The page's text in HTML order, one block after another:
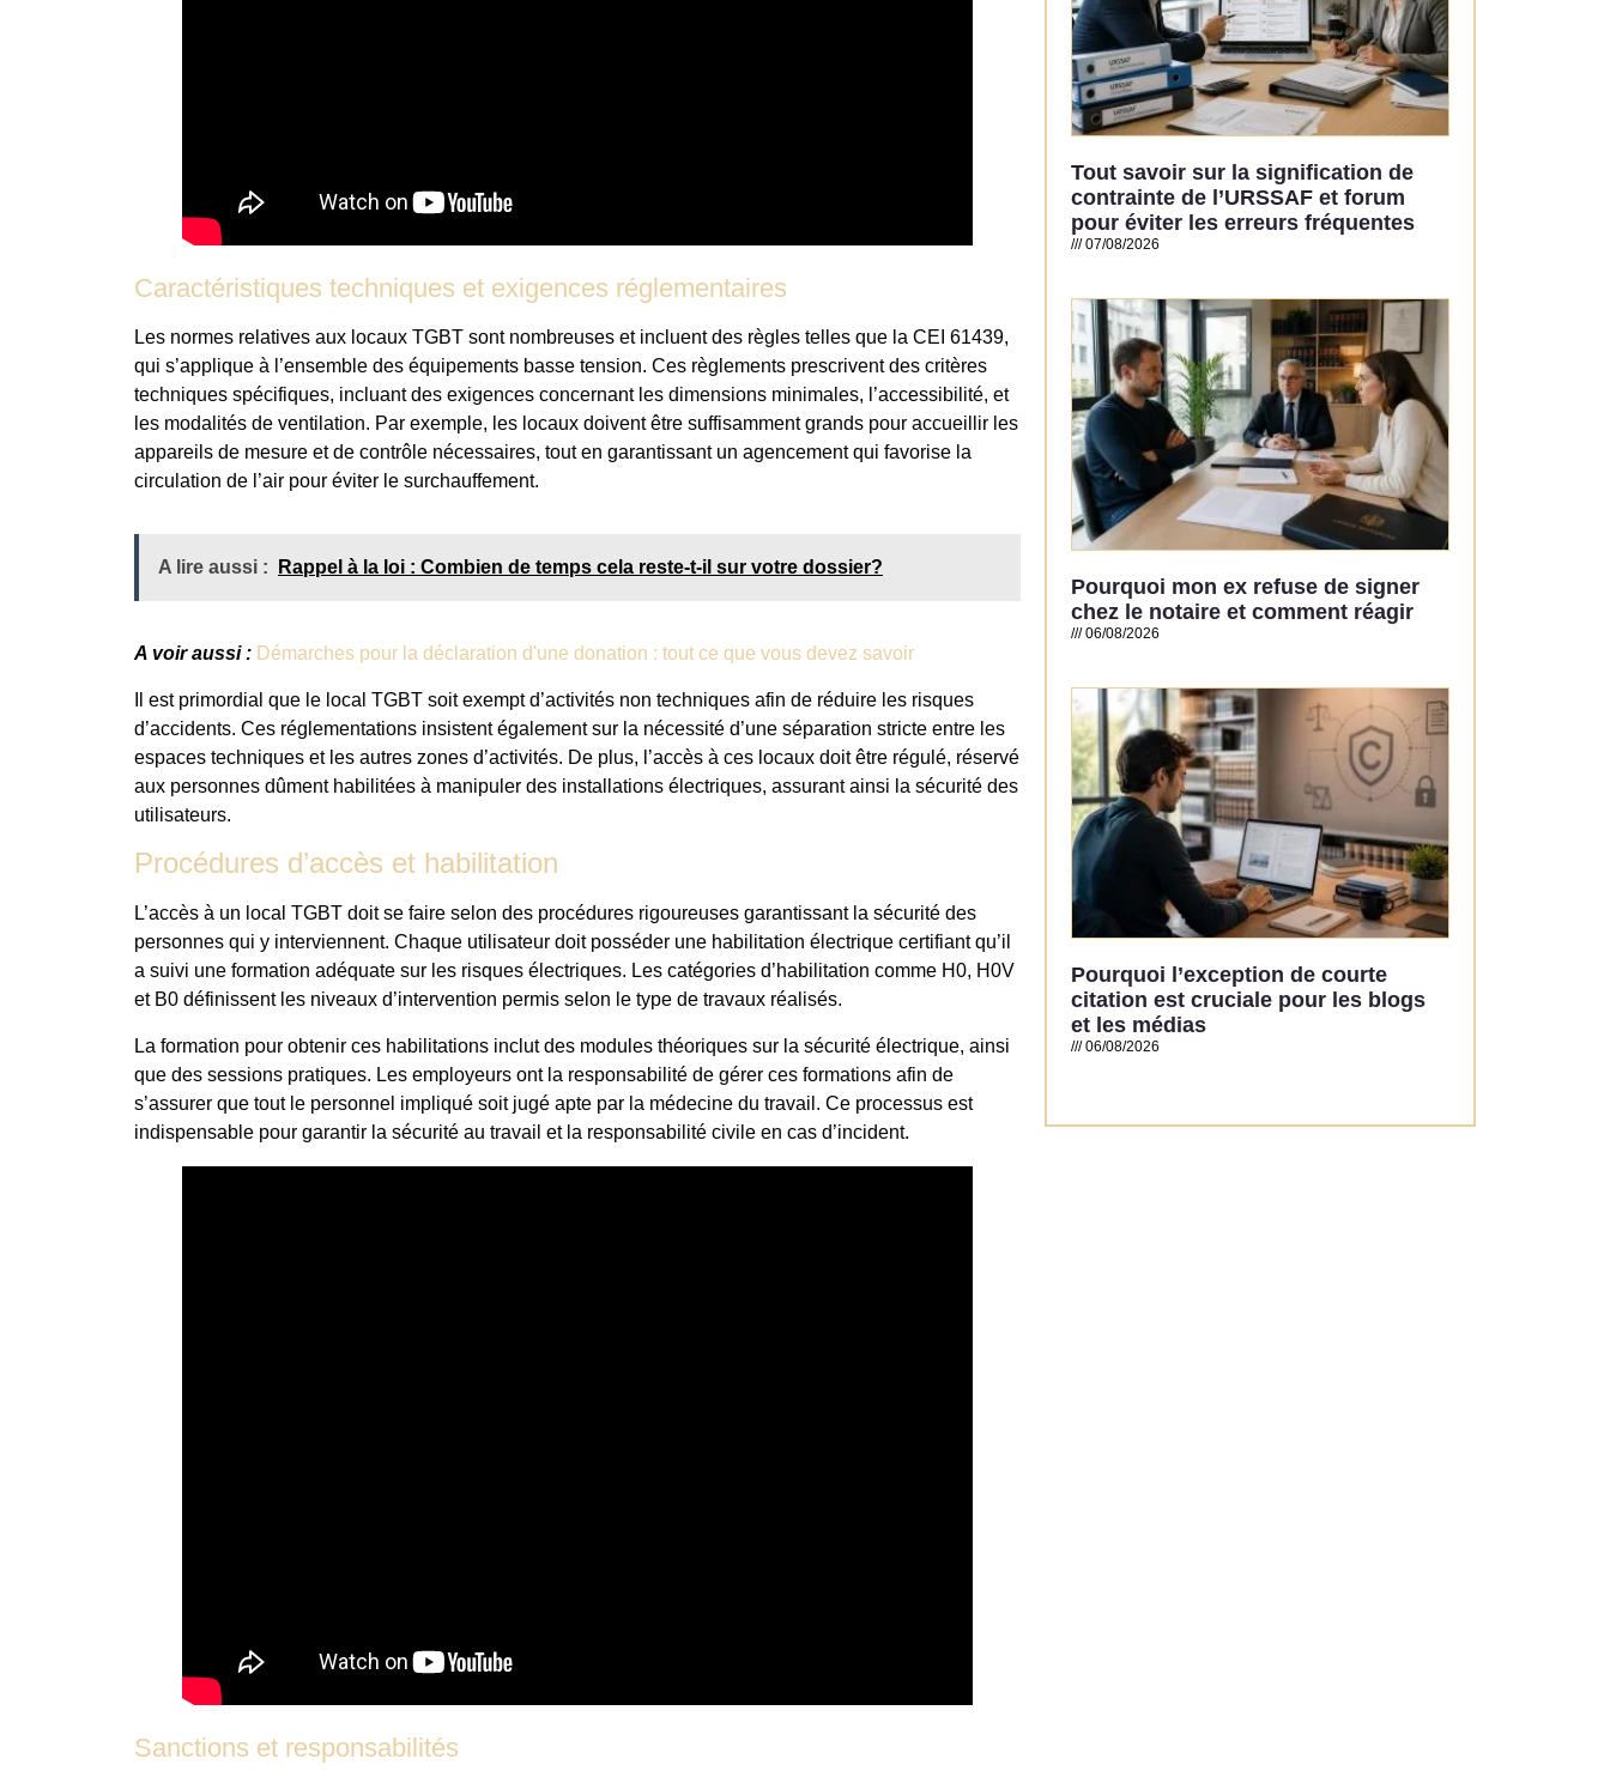
Caractéristiques techniques et exigences réglementaires
Les normes relatives aux locaux TGBT sont nombreuses et incluent des règles telles que la CEI 61439,
qui s’applique à l’ensemble des équipements basse tension. Ces règlements prescrivent des critères
techniques spécifiques, incluant des exigences concernant les dimensions minimales, l’accessibilité, et
les modalités de ventilation. Par exemple, les locaux doivent être suffisamment grands pour accueillir les
appareils de mesure et de contrôle nécessaires, tout en garantissant un agencement qui favorise la
circulation de l’air pour éviter le surchauffement.
A lire aussi : Rappel à la loi : Combien de temps cela reste-t-il sur votre dossier?
A voir aussi : Démarches pour la déclaration d'une donation : tout ce que vous devez savoir
Il est primordial que le local TGBT soit exempt d’activités non techniques afin de réduire les risques
d’accidents. Ces réglementations insistent également sur la nécessité d’une séparation stricte entre les
espaces techniques et les autres zones d’activités. De plus, l’accès à ces locaux doit être régulé, réservé
aux personnes dûment habilitées à manipuler des installations électriques, assurant ainsi la sécurité des
utilisateurs.
Procédures d’accès et habilitation
L’accès à un local TGBT doit se faire selon des procédures rigoureuses garantissant la sécurité des
personnes qui y interviennent. Chaque utilisateur doit posséder une habilitation électrique certifiant qu’il
a suivi une formation adéquate sur les risques électriques. Les catégories d’habilitation comme H0, H0V
et B0 définissent les niveaux d’intervention permis selon le type de travaux réalisés.
La formation pour obtenir ces habilitations inclut des modules théoriques sur la sécurité électrique, ainsi
que des sessions pratiques. Les employeurs ont la responsabilité de gérer ces formations afin de
s’assurer que tout le personnel impliqué soit jugé apte par la médecine du travail. Ce processus est
indispensable pour garantir la sécurité au travail et la responsabilité civile en cas d’incident.
Sanctions et responsabilités
Tout savoir sur la signification de
contrainte de l’URSSAF et forum
pour éviter les erreurs fréquentes
07/08/2026
Pourquoi mon ex refuse de signer
chez le notaire et comment réagir
06/08/2026
Pourquoi l’exception de courte
citation est cruciale pour les blogs
et les médias
06/08/2026